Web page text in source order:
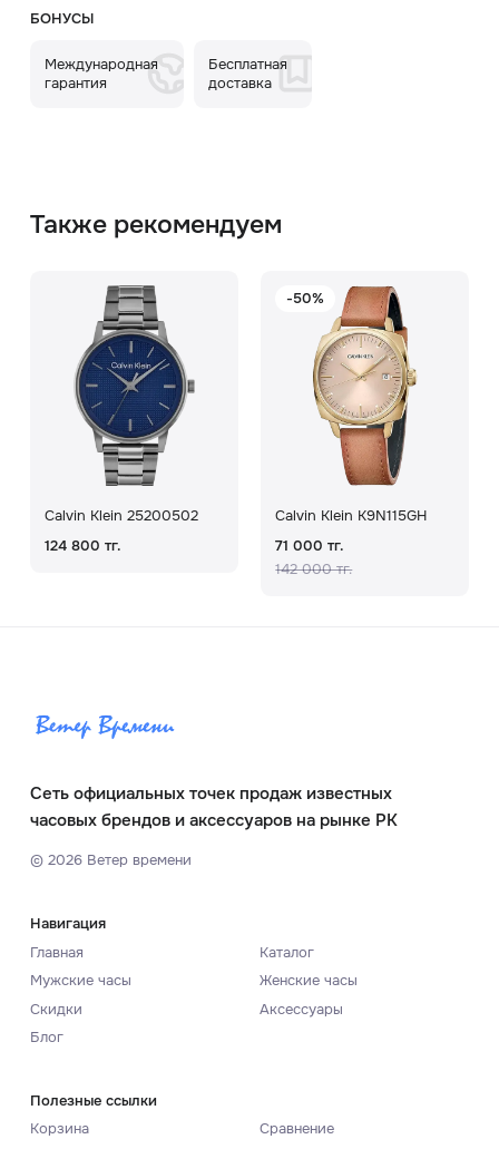
БОНУСЫ
Международная
гарантия
Бесплатная
доставка
Также рекомендуем
Calvin Klein 25200502
124 800 тг.
-50%
Calvin Klein K9N115GH
71 000 тг.
142 000 тг.
Сеть официальных точек продаж известных
часовых брендов и аксессуаров на рынке РК
© 2026Ветер времени
Навигация
Главная
Каталог
Мужские часы
Женские часы
Скидки
Аксессуары
Блог
Полезные ссылки
Корзина
Сравнение